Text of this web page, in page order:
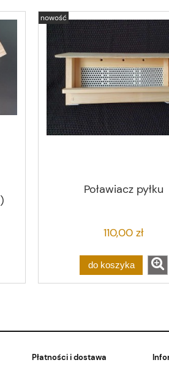
Poławiacz pyłku
110,00 zł
do koszyka
nowość
Płatności i dostawa